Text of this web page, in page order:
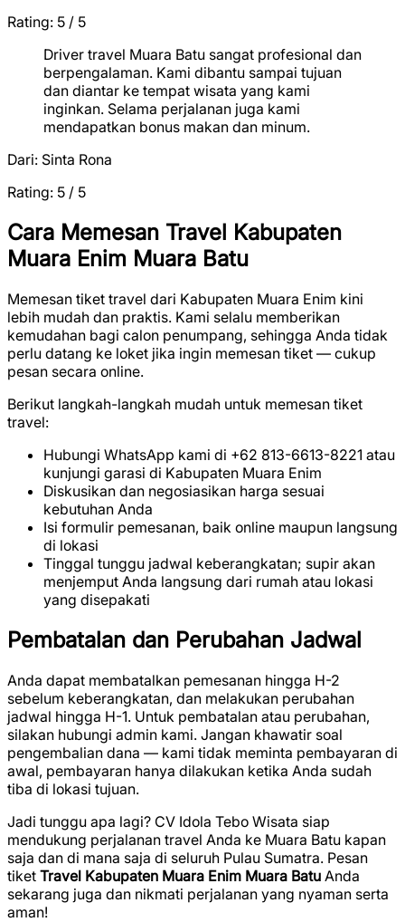
Rating: 5 / 5
Driver travel Muara Batu sangat profesional dan
berpengalaman. Kami dibantu sampai tujuan
dan diantar ke tempat wisata yang kami
inginkan. Selama perjalanan juga kami
mendapatkan bonus makan dan minum.
Dari: Sinta Rona
Rating: 5 / 5
Cara Memesan Travel Kabupaten
Muara Enim Muara Batu
Memesan tiket travel dari Kabupaten Muara Enim kini
lebih mudah dan praktis. Kami selalu memberikan
kemudahan bagi calon penumpang, sehingga Anda tidak
perlu datang ke loket jika ingin memesan tiket — cukup
pesan secara online.
Berikut langkah-langkah mudah untuk memesan tiket
travel:
Hubungi WhatsApp kami di +62 813-6613-8221 atau
kunjungi garasi di Kabupaten Muara Enim
Diskusikan dan negosiasikan harga sesuai
kebutuhan Anda
Isi formulir pemesanan, baik online maupun langsung
di lokasi
Tinggal tunggu jadwal keberangkatan; supir akan
menjemput Anda langsung dari rumah atau lokasi
yang disepakati
Pembatalan dan Perubahan Jadwal
Anda dapat membatalkan pemesanan hingga H-2
sebelum keberangkatan, dan melakukan perubahan
jadwal hingga H-1. Untuk pembatalan atau perubahan,
silakan hubungi admin kami. Jangan khawatir soal
pengembalian dana — kami tidak meminta pembayaran di
awal, pembayaran hanya dilakukan ketika Anda sudah
tiba di lokasi tujuan.
Jadi tunggu apa lagi? CV Idola Tebo Wisata siap
mendukung perjalanan travel Anda ke Muara Batu kapan
saja dan di mana saja di seluruh Pulau Sumatra. Pesan
tiket Travel Kabupaten Muara Enim Muara Batu Anda
sekarang juga dan nikmati perjalanan yang nyaman serta
aman!